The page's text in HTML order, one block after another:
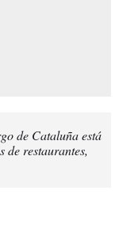
de Cataluña está
de restaurantes,